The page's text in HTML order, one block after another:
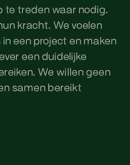
te treden waar nodig.
kracht. We voelen
een project en maken
een duidelijke
We willen geen
samen bereikt